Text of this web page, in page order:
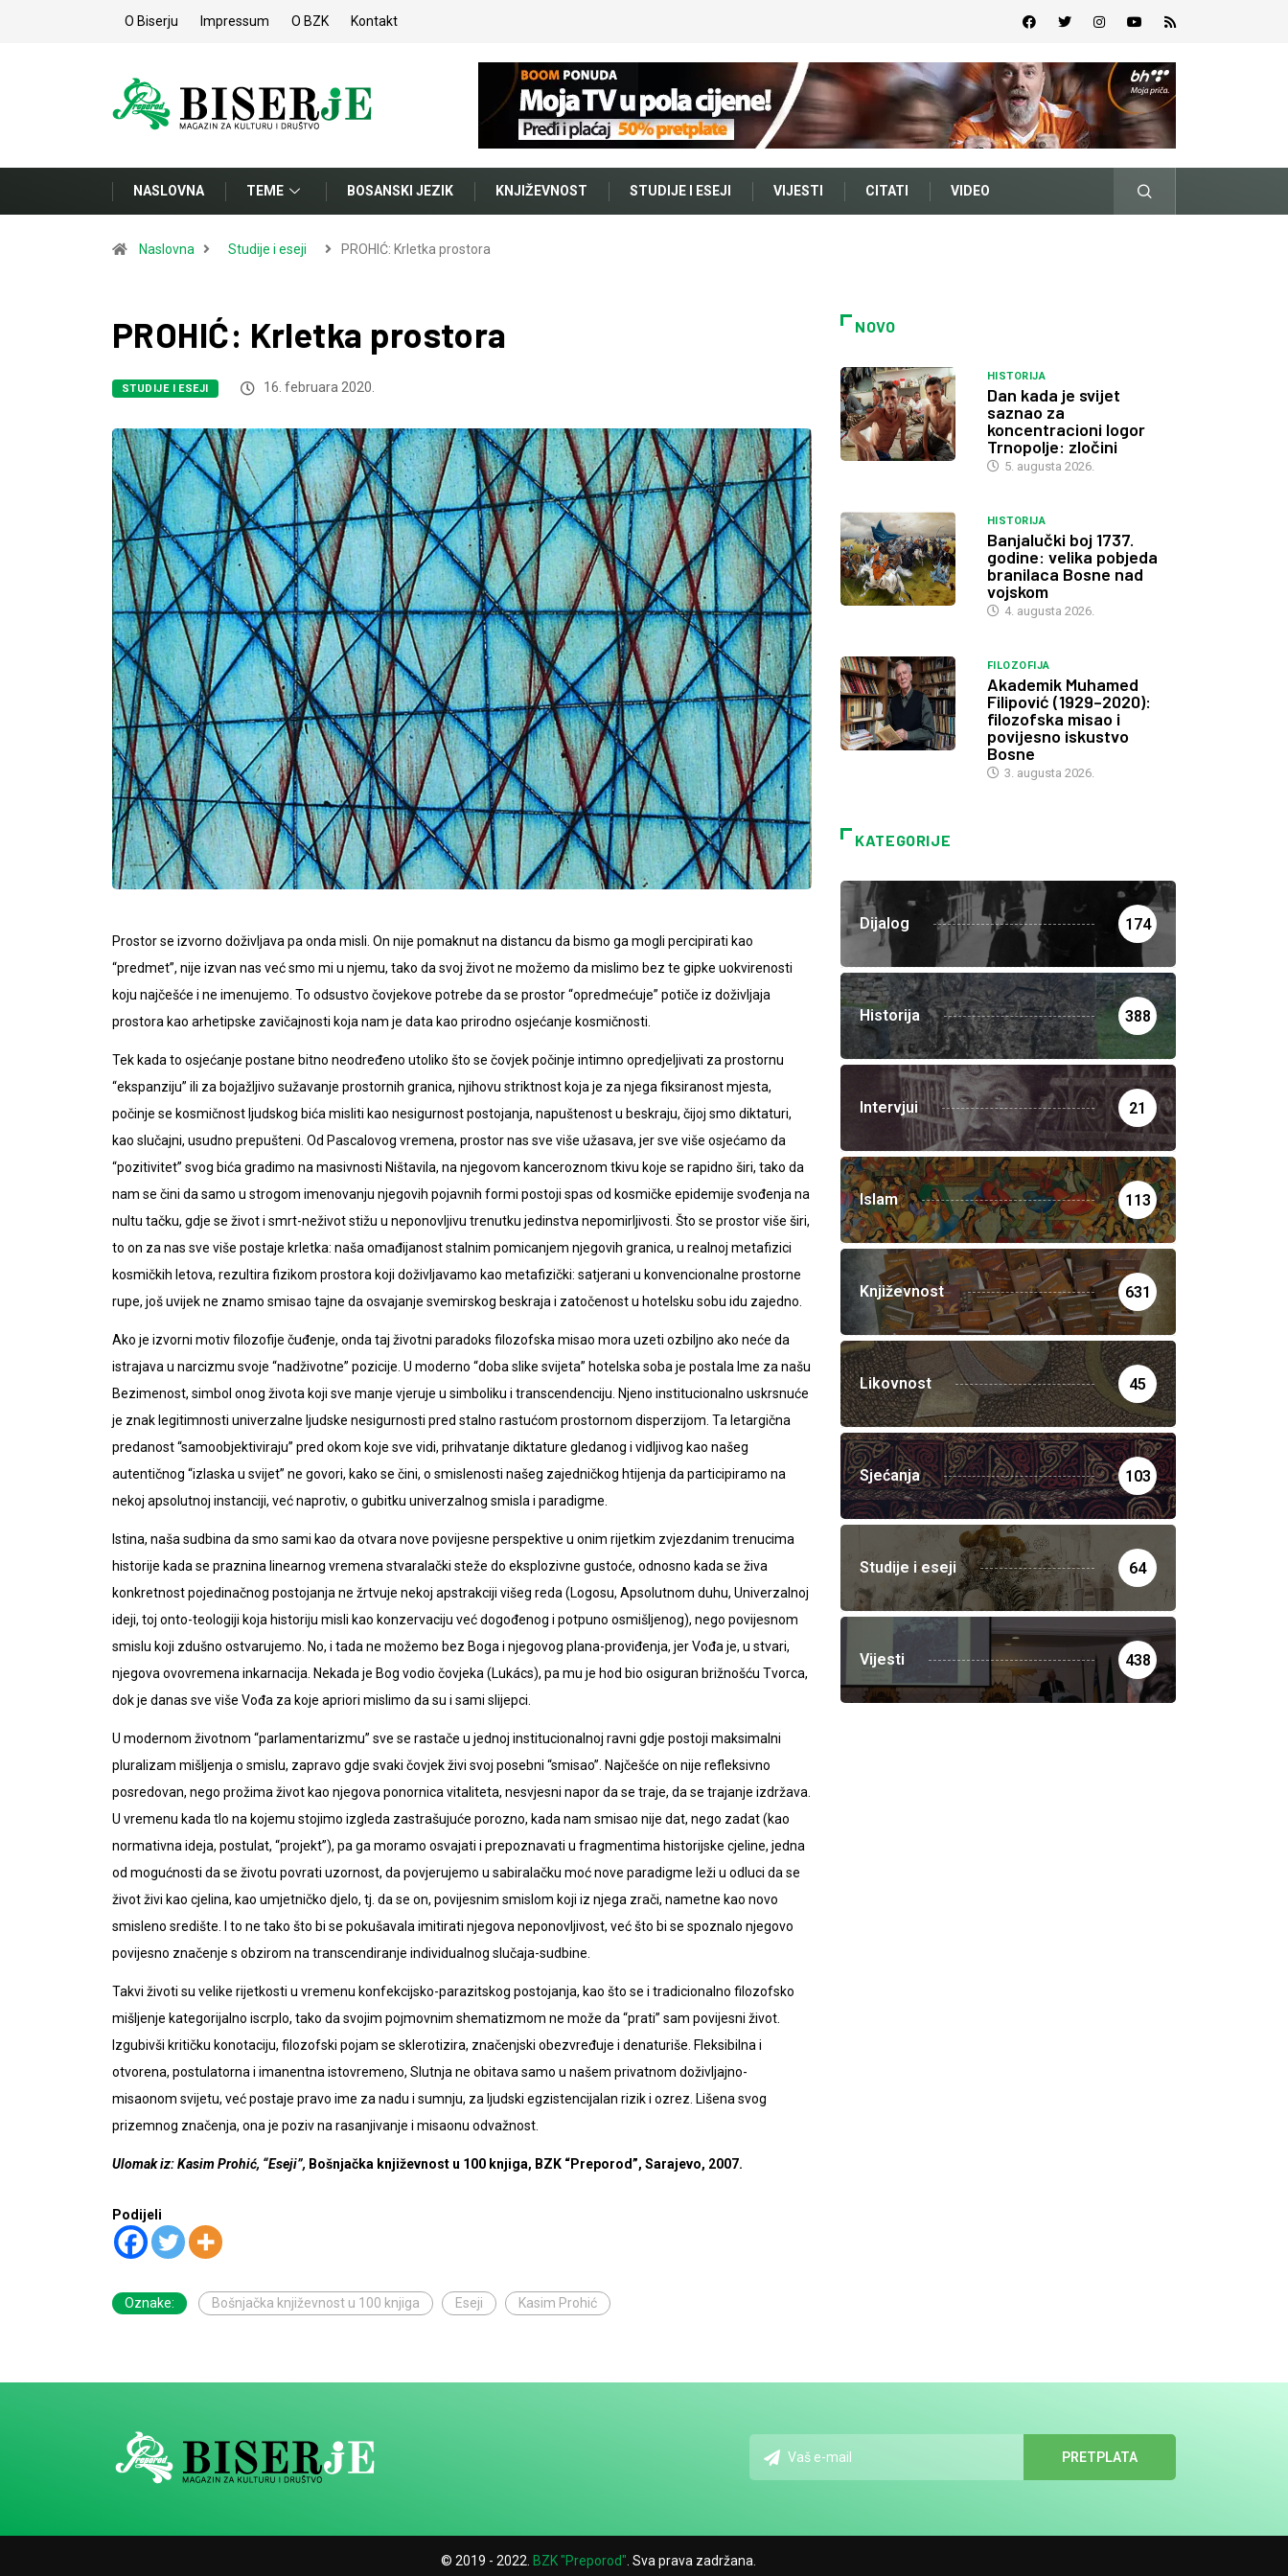
O Biserju Impressum O BZK Kontakt
NASLOVNA TEME BOSANSKI JEZIK KNJIŽEVNOST STUDIJE I ESEJI VIJESTI CITATI VIDEO
Naslovna Studije i eseji PROHIĆ: Krletka prostora
PROHIĆ: Krletka prostora
STUDIJE I ESEJI 16. februara 2020.
Prostor se izvorno doživljava pa onda misli. On nije pomaknut na distancu da bismo ga mogli percipirati kao
“predmet”, nije izvan nas već smo mi u njemu, tako da svoj život ne možemo da mislimo bez te gipke uokvirenosti
koju najčešće i ne imenujemo. To odsustvo čovjekove potrebe da se prostor “opredmećuje” potiče iz doživljaja
prostora kao arhetipske zavičajnosti koja nam je data kao prirodno osjećanje kosmičnosti.
Tek kada to osjećanje postane bitno neodređeno utoliko što se čovjek počinje intimno opredjeljivati za prostornu
“ekspanziju” ili za bojažljivo sužavanje prostornih granica, njihovu striktnost koja je za njega fiksiranost mjesta,
počinje se kosmičnost ljudskog bića misliti kao nesigurnost postojanja, napuštenost u beskraju, čijoj smo diktaturi,
kao slučajni, usudno prepušteni. Od Pascalovog vremena, prostor nas sve više užasava, jer sve više osjećamo da
“pozitivitet” svog bića gradimo na masivnosti Ništavila, na njegovom kanceroznom tkivu koje se rapidno širi, tako da
nam se čini da samo u strogom imenovanju njegovih pojavnih formi postoji spas od kosmičke epidemije svođenja na
nultu tačku, gdje se život i smrt-neživot stižu u neponovljivu trenutku jedinstva nepomirljivosti. Što se prostor više širi,
to on za nas sve više postaje krletka: naša omađijanost stalnim pomicanjem njegovih granica, u realnoj metafizici
kosmičkih letova, rezultira fizikom prostora koji doživljavamo kao metafizički: satjerani u konvencionalne prostorne
rupe, još uvijek ne znamo smisao tajne da osvajanje svemirskog beskraja i zatočenost u hotelsku sobu idu zajedno.
Ako je izvorni motiv filozofije čuđenje, onda taj životni paradoks filozofska misao mora uzeti ozbiljno ako neće da
istrajava u narcizmu svoje “nadživotne” pozicije. U moderno “doba slike svijeta” hotelska soba je postala Ime za našu
Bezimenost, simbol onog života koji sve manje vjeruje u simboliku i transcendenciju. Njeno institucionalno uskrsnuće
je znak legitimnosti univerzalne ljudske nesigurnosti pred stalno rastućom prostornom disperzijom. Ta letargična
predanost “samoobjektiviraju” pred okom koje sve vidi, prihvatanje diktature gledanog i vidljivog kao našeg
autentičnog “izlaska u svijet” ne govori, kako se čini, o smislenosti našeg zajedničkog htijenja da participiramo na
nekoj apsolutnoj instanciji, već naprotiv, o gubitku univerzalnog smisla i paradigme.
Istina, naša sudbina da smo sami kao da otvara nove povijesne perspektive u onim rijetkim zvjezdanim trenucima
historije kada se praznina linearnog vremena stvaralački steže do eksplozivne gustoće, odnosno kada se živa
konkretnost pojedinačnog postojanja ne žrtvuje nekoj apstrakciji višeg reda (Logosu, Apsolutnom duhu, Univerzalnoj
ideji, toj onto-teologiji koja historiju misli kao konzervaciju već dogođenog i potpuno osmišljenog), nego povijesnom
smislu koji zdušno ostvarujemo. No, i tada ne možemo bez Boga i njegovog plana-proviđenja, jer Vođa je, u stvari,
njegova ovovremena inkarnacija. Nekada je Bog vodio čovjeka (Lukács), pa mu je hod bio osiguran brižnošću Tvorca,
dok je danas sve više Vođa za koje apriori mislimo da su i sami slijepci.
U modernom životnom “parlamentarizmu” sve se rastače u jednoj institucionalnoj ravni gdje postoji maksimalni
pluralizam mišljenja o smislu, zapravo gdje svaki čovjek živi svoj posebni “smisao”. Najčešće on nije refleksivno
posredovan, nego prožima život kao njegova ponornica vitaliteta, nesvjesni napor da se traje, da se trajanje izdržava.
U vremenu kada tlo na kojemu stojimo izgleda zastrašujuće porozno, kada nam smisao nije dat, nego zadat (kao
normativna ideja, postulat, “projekt”), pa ga moramo osvajati i prepoznavati u fragmentima historijske cjeline, jedna
od mogućnosti da se životu povrati uzornost, da povjerujemo u sabiralačku moć nove paradigme leži u odluci da se
život živi kao cjelina, kao umjetničko djelo, tj. da se on, povijesnim smislom koji iz njega zrači, nametne kao novo
smisleno središte. I to ne tako što bi se pokušavala imitirati njegova neponovljivost, već što bi se spoznalo njegovo
povijesno značenje s obzirom na transcendiranje individualnog slučaja-sudbine.
Takvi životi su velike rijetkosti u vremenu konfekcijsko-parazitskog postojanja, kao što se i tradicionalno filozofsko
mišljenje kategorijalno iscrplo, tako da svojim pojmovnim shematizmom ne može da “prati” sam povijesni život.
Izgubivši kritičku konotaciju, filozofski pojam se sklerotizira, značenjski obezvređuje i denaturiše. Fleksibilna i
otvorena, postulatorna i imanentna istovremeno, Slutnja ne obitava samo u našem privatnom doživljajno-
misaonom svijetu, već postaje pravo ime za nadu i sumnju, za ljudski egzistencijalan rizik i ozrez. Lišena svog
prizemnog značenja, ona je poziv na rasanjivanje i misaonu odvažnost.
Ulomak iz: Kasim Prohić, “Eseji”, Bošnjačka književnost u 100 knjiga, BZK “Preporod”, Sarajevo, 2007.
Podijeli
Oznake: Bošnjačka književnost u 100 knjiga Eseji Kasim Prohić
NOVO
HISTORIJA
Dan kada je svijet
saznao za
koncentracioni logor
Trnopolje: zločini
5. augusta 2026.
HISTORIJA
Banjalučki boj 1737.
godine: velika pobjeda
branilaca Bosne nad
vojskom
4. augusta 2026.
FILOZOFIJA
Akademik Muhamed
Filipović (1929–2020):
filozofska misao i
povijesno iskustvo
Bosne
3. augusta 2026.
KATEGORIJE
Dijalog 174
Historija 388
Intervjui 21
Islam 113
Književnost 631
Likovnost 45
Sjećanja 103
Studije i eseji 64
Vijesti 438
© 2019 - 2022. BZK "Preporod" . Sva prava zadržana.